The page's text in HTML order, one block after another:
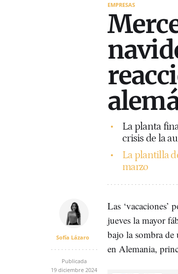
EMPRESAS
La planta
crisis de la
La plantilla
marzo
Sofía Lázaro
Publicada
19 diciembre 2024
Las ‘vacaciones’
jueves la mayor
bajo la sombra de
en Alemania,